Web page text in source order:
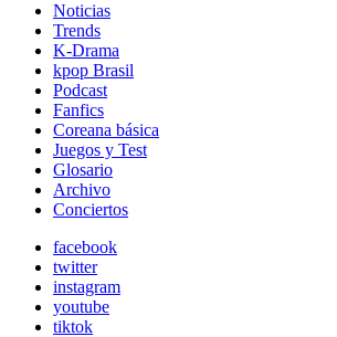
Noticias
Trends
K-Drama
kpop Brasil
Podcast
Fanfics
Coreana básica
Juegos y Test
Glosario
Archivo
Conciertos
facebook
twitter
instagram
youtube
tiktok